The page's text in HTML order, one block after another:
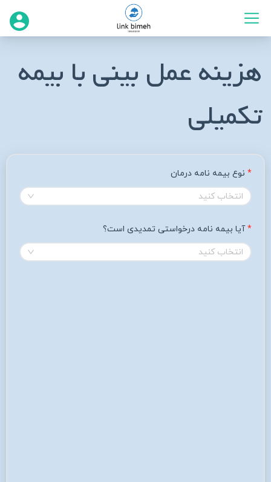
هزینه عمل بینی با بیمه
تکمیلی
نوع بیمه نامه درمان
انتخاب کنید
آیا بیمه نامه درخواستی تمدیدی است؟
انتخاب کنید